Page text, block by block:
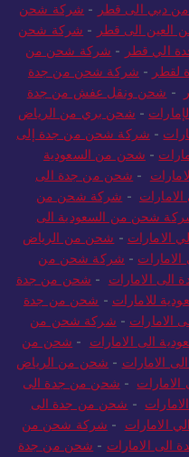
دبي الى قطر - شركة شحن
الى قطر - شركة شحن
الي قطر - شركة شحن من
- شركة شحن من جدة
- شحن ونقل عفش من جدة
- شحن بري من الرياض
- شركة شحن من جدة إلى
- شحن من السعودية
- شحن من جدة الى
- شركة شحن من
شحن من السعودية الى
الامارات - شحن من الرياض
- شركة شحن من
الامارات - شحن من جدة
للامارات - شحن من جدة
الامارات - شركة شحن من
الى الامارات - شحن من
الامارات - شحن من الرياض
- شحن من جدة الى
- شحن من جدة الى
الامارات - شركة شحن من
الامارات - شحن من جدة